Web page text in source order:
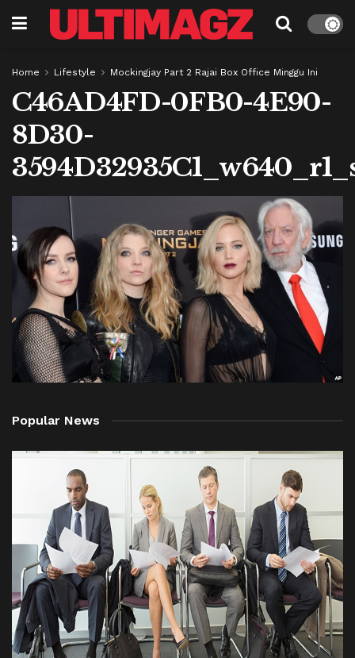
Home Lifestyle Mockingjay Part 2 Rajai Box Office Minggu Ini
C46AD4FD-0FB0-4E90-
8D30-
Popular News